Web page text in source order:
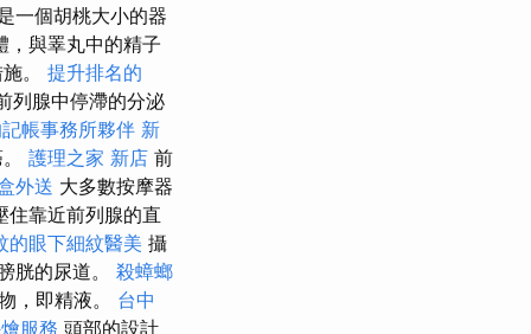
一個胡桃大小的器
與睪丸中的精子
。 提升排名的
列腺中停滯的分泌
帳事務所夥伴 新
護理之家 新店 前
外送 大多數按摩器
靠近前列腺的直
的眼下細紋醫美 攝
胱的尿道。 殺蟑螂
，即精液。 台中
服務 頭部的設計